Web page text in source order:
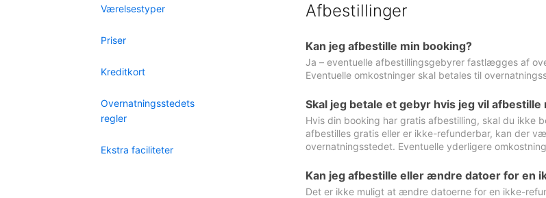
Værelsestyper
Priser
Kreditkort
Overnatningsstedets
regler
Ekstra faciliteter
Afbestillinger
Kan jeg afbestille min booking?
Ja – eventuelle afbestillingsgebyrer fastlægges af
Eventuelle omkostninger skal betales til
Skal jeg betale et gebyr hvis jeg vil afbestille
Hvis din booking har gratis afbestilling, skal du ikke
afbestilles gratis eller er ikke-refunderbar, kan der
overnatningsstedet. Eventuelle yderligere
Kan jeg afbestille eller ændre datoer for en
Det er ikke muligt at ændre datoerne for en ikke-